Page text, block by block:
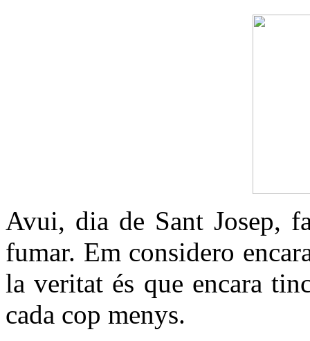
Avui, dia de Sant Josep,
fumar. Em considero
la veritat és que encara
cada cop menys.